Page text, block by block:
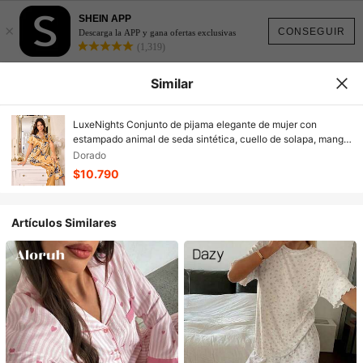
CONSEGUIR
×
SHEIN APP
Descarga la APP y gana ofertas exclusivas
(1,319)
Similar
LuxeNights Conjunto de pijama elegante de mujer con
estampado animal de seda sintética, cuello de solapa, manga
corta, suelto y cómodo
Dorado
$10.790
Artículos Similares